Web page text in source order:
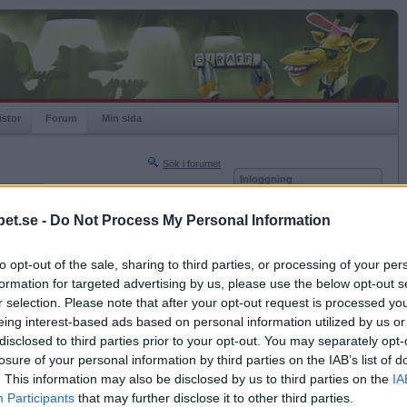
- Do Not Process My Personal Information
opt-out of the sale, sharing to third parties, or processing of your
for targeted advertising by us, please use the below opt-out
selection. Please note that after your opt-out request is processed
interest-based ads based on personal information utilized by us
to third parties prior to your opt-out. You may separately
of your personal information by third parties on the IAB’s list of
This information may also be disclosed by us to third parties on the
Participants that may further disclose it to other third parties.
Forum Min sida
Sök i forumet
Nästa sida »
2024-11-11 11:54
Inloggning
Kom ihåg mig
Glömt ditt lösenord?
Få ny aktiveringslänk
Betapet är gratis!